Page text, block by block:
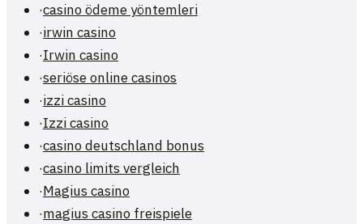
·casino ödeme yöntemleri
·irwin casino
·Irwin casino
·seriöse online casinos
·izzi casino
·Izzi casino
·casino deutschland bonus
·casino limits vergleich
·Magius casino
·magius casino freispiele